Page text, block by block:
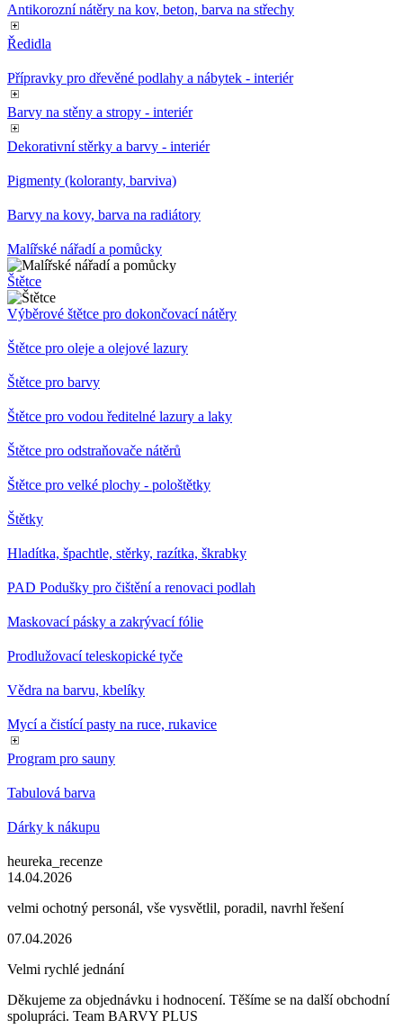
Antikorozní nátěry na kov, beton, barva na střechy
Ředidla
Přípravky pro dřevěné podlahy a nábytek - interiér
Barvy na stěny a stropy - interiér
Dekorativní stěrky a barvy - interiér
Pigmenty (koloranty, barviva)
Barvy na kovy, barva na radiátory
Malířské nářadí a pomůcky
Štětce
Výběrové štětce pro dokončovací nátěry
Štětce pro oleje a olejové lazury
Štětce pro barvy
Štětce pro vodou ředitelné lazury a laky
Štětce pro odstraňovače nátěrů
Štětce pro velké plochy - pološtětky
Štětky
Hladítka, špachtle, stěrky, razítka, škrabky
PAD Podušky pro čištění a renovaci podlah
Maskovací pásky a zakrývací fólie
Prodlužovací teleskopické tyče
Vědra na barvu, kbelíky
Mycí a čistící pasty na ruce, rukavice
Program pro sauny
Tabulová barva
Dárky k nákupu
heureka_recenze
14.04.2026
velmi ochotný personál, vše vysvětlil, poradil, navrhl řešení
07.04.2026
Velmi rychlé jednání
Děkujeme za objednávku i hodnocení. Těšíme se na další obchodní
spolupráci. Team BARVY PLUS